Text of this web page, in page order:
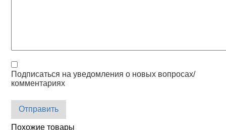
Подписаться на уведомления о новых вопросах/
комментариях
Отправить
Похожие товары